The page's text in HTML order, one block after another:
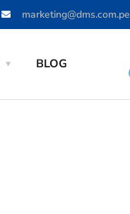
marketing@dms.com.pe
BLOG